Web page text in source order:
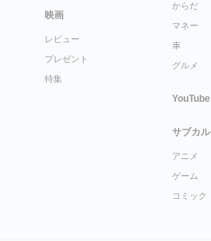
映画
レビュー
プレゼント
特集
からだ
マネー
車
グルメ
YouTube
サブカル
アニメ
ゲーム
コミック